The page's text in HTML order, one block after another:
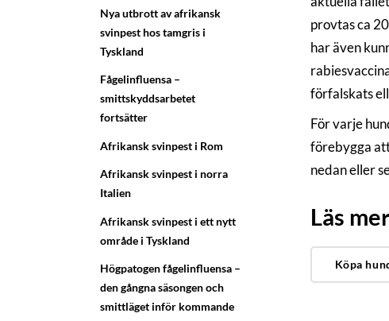
Nya utbrott av afrikansk
svinpest hos tamgris i
Tyskland
Fågelinfluensa –
smittskyddsarbetet
fortsätter
Afrikansk svinpest i Rom
Afrikansk svinpest i norra
Italien
Afrikansk svinpest i ett nytt
område i Tyskland
Högpatogen fågelinfluensa –
den gångna säsongen och
smittläget inför kommande
provtas ca
har även
förfalskats
För varje
förebygga
nedan eller
Läs
Köpa